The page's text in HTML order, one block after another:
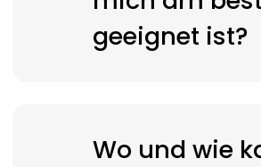
geeignet ist?
Wo und wie